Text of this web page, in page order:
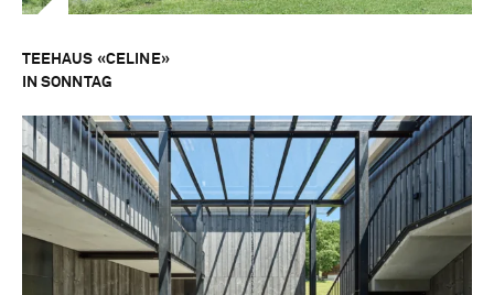
TEEHAUS «CELINE»
IN SONNTAG